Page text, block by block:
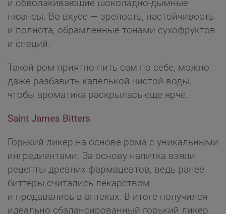
и обволакивающие шоколадно-дымные
нюансы. Во вкусе — зрелость, настойчивость
и полнота, обрамленные тонами сухофруктов
и специй.
Такой ром приятно пить сам по себе, можно
даже разбавить капелькой чистой воды,
чтобы ароматика раскрылась еще ярче.
Saint James Bitters
Горький ликер на основе рома с уникальными
ингредиентами. За основу напитка взяли
рецепты древних фармацевтов, ведь ранее
биттеры считались лекарством
и продавались в аптеках. В итоге получился
идеально сбалансированный горький ликер